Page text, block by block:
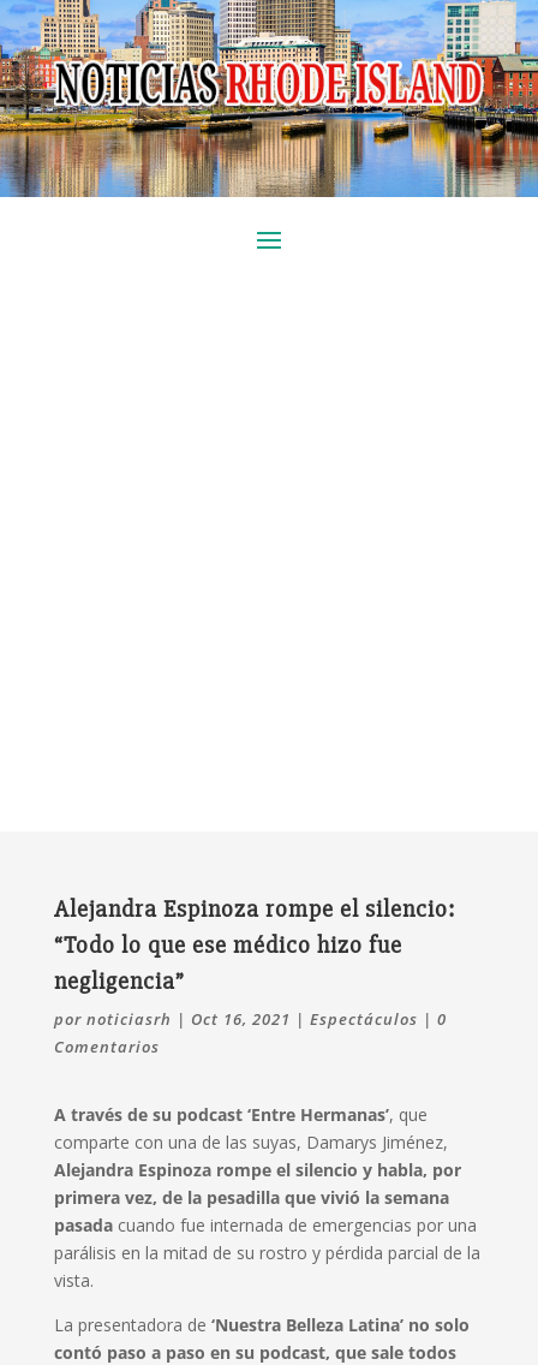
Alejandra Espinoza rompe el silencio:
“Todo lo que ese médico hizo fue
negligencia”
por noticiasrh | Oct 16, 2021 | Espectáculos | 0
Comentarios
A través de su podcast ‘Entre Hermanas’, que
comparte con una de las suyas, Damarys Jiménez,
Alejandra Espinoza rompe el silencio y habla, por
primera vez, de la pesadilla que vivió la semana
pasadacuando fue internada de emergencias por una
parálisis en la mitad de su rostro y pérdida parcial de la
vista.
La presentadora de ‘Nuestra Belleza Latina’ no solo
contó paso a paso en su podcast, que sale todos